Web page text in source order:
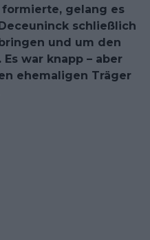
gelang es
schließlich
und um den
war knapp – aber
ehemaligen Träger